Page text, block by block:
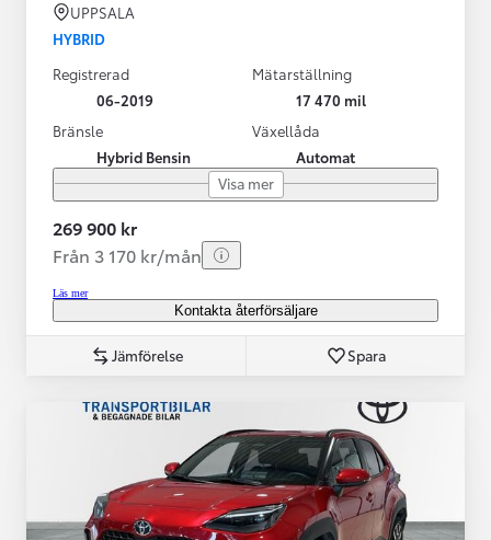
UPPSALA
HYBRID
Registrerad
06-2019
Mätarställning
17 470 mil
Bränsle
Hybrid Bensin
Växellåda
Automat
Visa mer
269 900 kr
Från 3 170 kr/mån
Läs mer
Kontakta återförsäljare
Jämförelse Spara